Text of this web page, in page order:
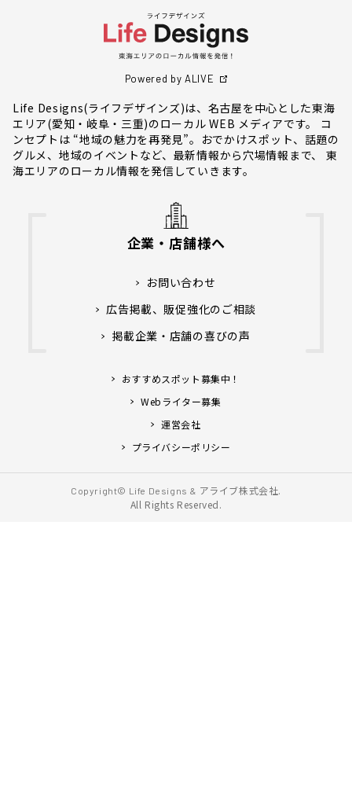
Powered by ALIVE
Life Designs(ライフデザインズ)は、名古屋を中心とした東海
エリア(愛知・岐阜・三重)のローカル WEB メディアです。 コ
ンセプトは “地域の魅力を再発見”。おでかけスポット、話題の
グルメ、地域のイベントなど、最新情報から穴場情報まで、 東
海エリアのローカル情報を発信していきます。
企業・店舗様へ
お問い合わせ
広告掲載、販促強化のご相談
掲載企業・店舗の喜びの声
おすすめスポット募集中！
Webライター募集
運営会社
プライバシーポリシー
Copyright© Life Designs & アライブ株式会社.
All Rights Reserved.